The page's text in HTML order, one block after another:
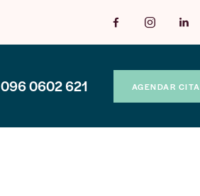
096 0602 621 AGENDAR CITA